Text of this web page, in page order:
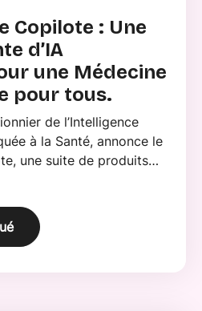
Copilote : Une
d’IA
une Médecine
pour tous.
de l’Intelligence
à la Santé, annonce le
une suite de produits